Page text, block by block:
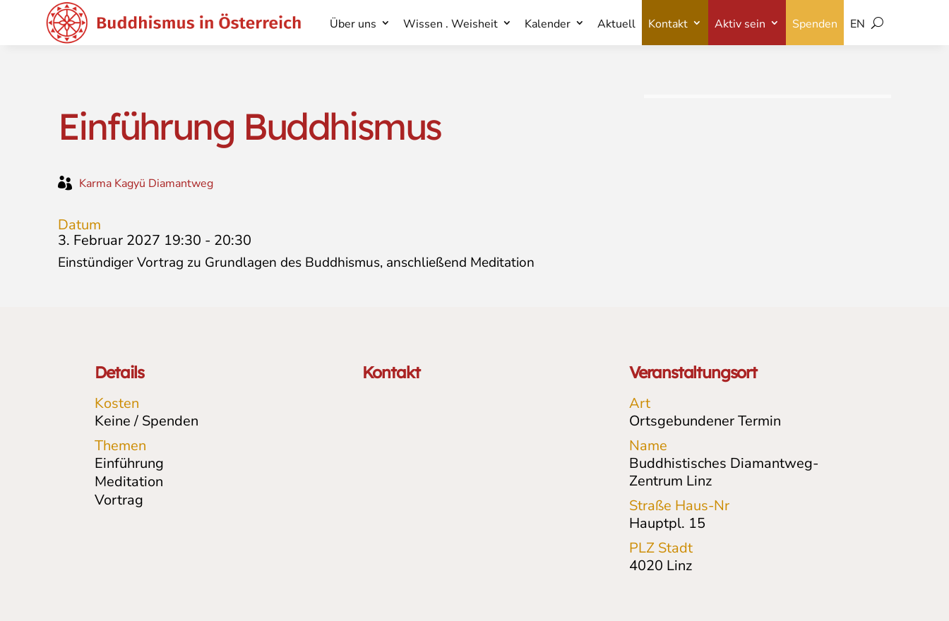
Über uns Wissen . Weisheit Kalender Aktuell Kontakt Aktiv sein Spenden EN
Über uns Wissen . Weisheit Kalender Aktuell Kontakt Aktiv sein Spenden EN
Einführung Buddhismus
 Karma Kagyü Diamantweg
Datum
3. Februar 2027 19:30 - 20:30
Einstündiger Vortrag zu Grundlagen des Buddhismus, anschließend Meditation
Details
Kosten
Keine / Spenden
Themen
Einführung
Meditation
Vortrag
Kontakt Veranstaltungsort
Art
Ortsgebundener Termin
Name
Buddhistisches Diamantweg-
Zentrum Linz
Straße Haus-Nr
Hauptpl. 15
PLZ Stadt
4020 Linz